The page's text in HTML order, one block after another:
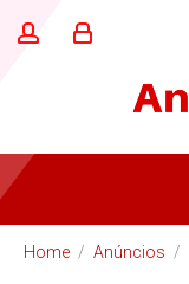
Home / Anúncios /